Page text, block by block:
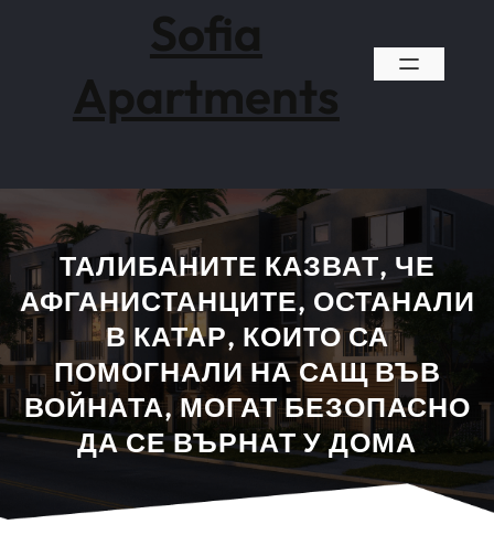
Sofia
Apartments
ТАЛИБАНИТЕ КАЗВАТ, ЧЕ
АФГАНИСТАНЦИТЕ, ОСТАНАЛИ
В КАТАР, КОИТО СА
ПОМОГНАЛИ НА САЩ ВЪВ
ВОЙНАТА, МОГАТ БЕЗОПАСНО
ДА СЕ ВЪРНАТ У ДОМА